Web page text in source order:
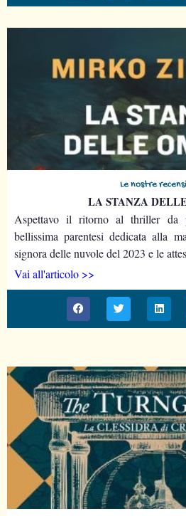
Le nostre
LA STANZA
Aspettavo il ritorno al thriller
bellissima parentesi dedicata alla
signora delle nuvole del 2023 e le
Vai all'articolo >>